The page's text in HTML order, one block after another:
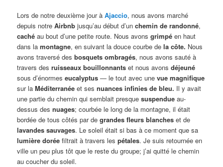
Lors de notre deuxième jour àAjaccio, nous avons marché
depuis notreAirbnb jusqu’au début d’unchemin de randonné,
caché au bout d’une petite route. Nous avonsgrimpé en haut
dans lamontagne, en suivant la douce courbe dela côte. Nous
avons traversé desbosquets ombragés, nous avons sauté à
travers desruisseaux bouillonnants et nous avonsdéjeuné
sous d’énormeseucalyptus — le tout avec unevue magnifique
sur laMéditerranée et sesnuances infinies de bleu. Il y avait
une partie du chemin qui semblait presquesuspendue au-
dessus desnuages; courbée le long de la montagne, il était
bordée de tous côtés par degrandes fleurs blanches et de
lavandes sauvages. Le soleil était si bas à ce moment que sa
lumière dorée filtrait à travers lespétales. Je suis retournée en
ville un peu plus tôt que le reste du groupe; j’ai quitté le chemin
au coucher du soleil.